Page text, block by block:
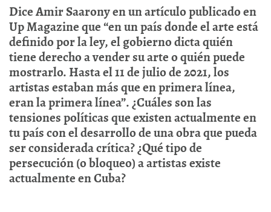
Dice Amir Saarony en un artículo publicado en
Up Magazine que “en un país donde el arte está
definido por la ley, el gobierno dicta quién
tiene derecho a vender su arte o quién puede
mostrarlo. Hasta el 11 de julio de 2021, los
artistas estaban más que en primera línea,
eran la primera línea”. ¿Cuáles son las
tensiones políticas que existen actualmente en
tu país con el desarrollo de una obra que pueda
ser considerada crítica? ¿Qué tipo de
persecución (o bloqueo) a artistas existe
actualmente en Cuba?